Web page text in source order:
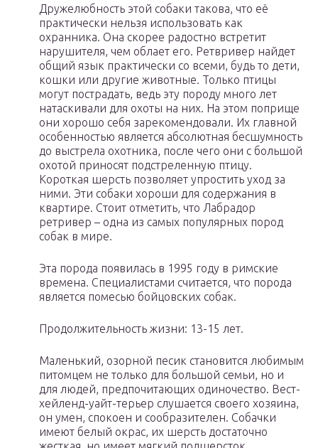
Дружелюбность этой собаки такова, что её
практически нельзя использовать как
охранника. Она скорее радостно встретит
нарушителя, чем облает его. Ретвривер найдет
общий язык практически со всеми, будь то дети,
кошки или другие животные. Только птицы
могут пострадать, ведь эту породу много лет
натаскивали для охоты на них. На этом поприще
они хорошо себя зарекомендовали. Их главной
особенностью является абсолютная бесшумность
до выстрела охотника, после чего они с большой
охотой приносят подстреленную птицу.
Короткая шерсть позволяет упростить уход за
ними. Эти собаки хороши для содержания в
квартире. Стоит отметить, что Лабрадор
ретривер – одна из самых популярных пород
собак в мире.
Эта порода появилась в 1995 году в римские
времена. Специалистами считается, что порода
является помесью бойцовских собак.
Продолжительность жизни: 13-15 лет.
Маленький, озорной песик становится любимым
питомцем не только для большой семьи, но и
для людей, предпочитающих одиночество. Вест-
хейленд-уайт-терьер слушается своего хозяина,
он умен, спокоен и сообразителен. Собачки
имеют белый окрас, их шерсть достаточно